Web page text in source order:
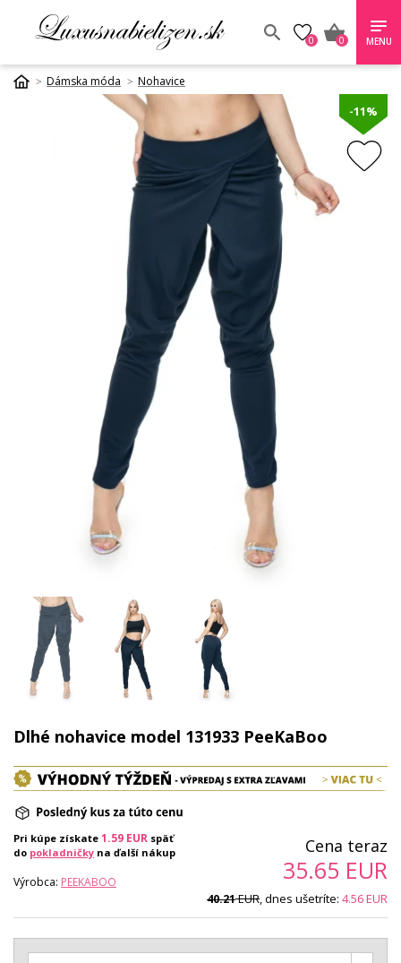
0 0 MENU
Dámska móda Nohavice
-11%
Dlhé nohavice model 131933 PeeKaBoo
Pri kúpe získate 1.59 EUR späť
do pokladničky na ďalší nákup
Výrobca: PEEKABOO
Cena teraz
35.65 EUR
40.21EUR, dnes ušetríte: 4.56EUR